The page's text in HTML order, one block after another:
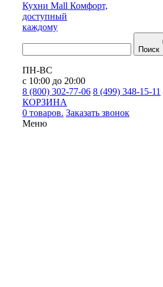
Кухни Mall Комфорт,
доступный
каждому
Поиск
ПН-ВС
с 10:00 до 20:00
8 (800) 302-77-06 8 (499) 348-15-11
КОРЗИНА
0 товаров. Заказать звонок
Меню